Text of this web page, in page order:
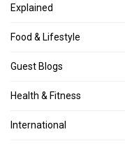
Explained
Food & Lifestyle
Guest Blogs
Health & Fitness
International